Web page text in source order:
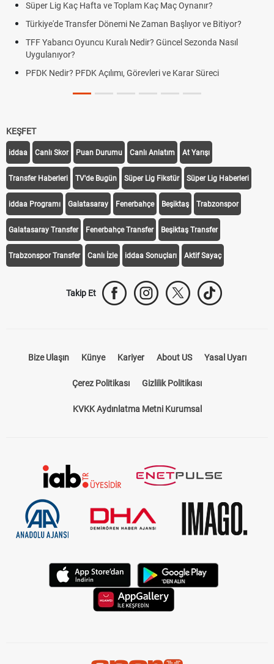
Süper Lig Kaç Hafta ve Toplam Kaç Maç Oynanır?
Türkiye'de Transfer Dönemi Ne Zaman Başlıyor ve Bitiyor?
TFF Yabancı Oyuncu Kuralı Nedir? Güncel Sezonda Nasıl
Uygulanıyor?
PFDK Nedir? PFDK Açılımı, Görevleri ve Karar Süreci
KEŞFET
iddaa Canlı Skor Puan Durumu Canlı Anlatım At Yarışı
Transfer Haberleri TV'de Bugün Süper Lig Fikstür Süper Lig Haberleri
iddaa Programı Galatasaray Fenerbahçe Beşiktaş Trabzonspor
Galatasaray Transfer Fenerbahçe Transfer Beşiktaş Transfer
Trabzonspor Transfer Canlı İzle iddaa Sonuçları Aktif Sayaç
Takip Et
Bize Ulaşın Künye Kariyer About US Yasal Uyarı
Çerez Politikası Gizlilik Politikası
KVKK Aydınlatma Metni Kurumsal